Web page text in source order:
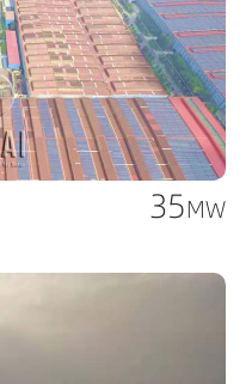
35MW